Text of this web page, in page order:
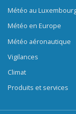
Météo au
Météo en Europe
Météo aéronautique
Vigilances
Climat
Produits et services